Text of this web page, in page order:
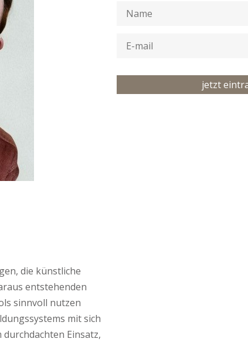
die künstliche
entstehenden
sinnvoll nutzen
mit sich
Einsatz,
jetzt